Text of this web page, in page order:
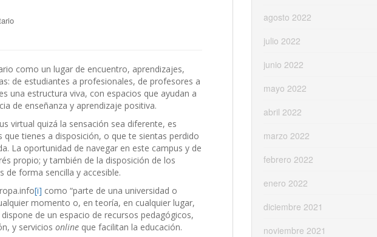
como un lugar de encuentro, aprendizajes,
de estudiantes a profesionales, de profesores a
una estructura viva, con espacios que ayudan a
de enseñanza y aprendizaje positiva.
virtual quizá la sensación sea diferente, es
tienes a disposición, o que te sientas perdido
La oportunidad de navegar en este campus y de
propio; y también de la disposición de los
de forma sencilla y accesible.
[i] como “parte de una universidad o
momento o, en teoría, en cualquier lugar,
de un espacio de recursos pedagógicos,
y servicios online que facilitan la educación.
agosto 2022
julio 2022
junio 2022
mayo 2022
abril 2022
marzo 2022
febrero 2022
enero 2022
diciembre 2021
noviembre 2021